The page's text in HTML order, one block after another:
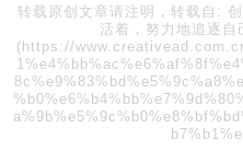
转载原创文章请注明，转载自:
活着，努力地追逐自
(https://